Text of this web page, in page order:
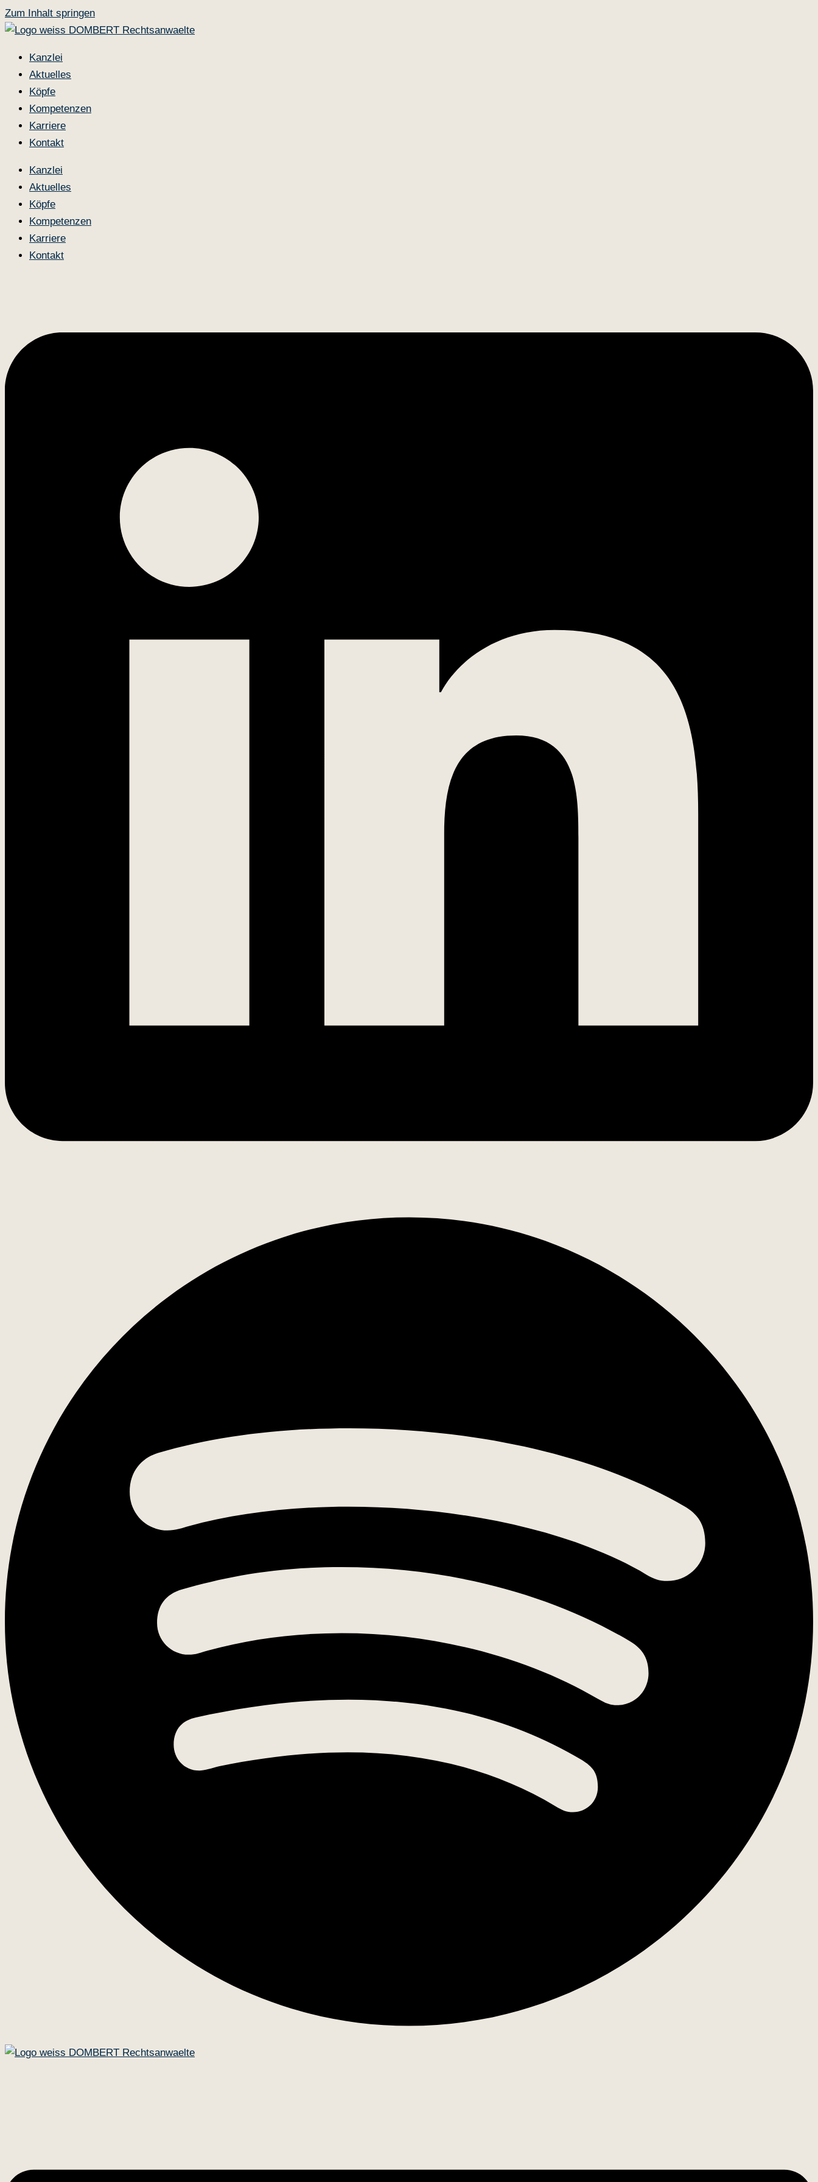
Zum Inhalt springen
Kanzlei
Aktuelles
Köpfe
Kompetenzen
Karriere
Kontakt
Kanzlei
Aktuelles
Köpfe
Kompetenzen
Karriere
Kontakt